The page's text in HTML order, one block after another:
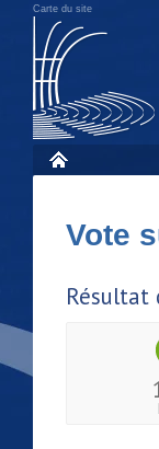
Carte du site
Vote
Résultat